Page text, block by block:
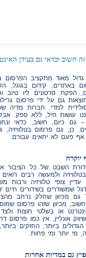
חשוב וכדאי גם בעידן
גדול מאוד מתקציב הפרסום
באתרים, קידום בגוגל,
הפקת סרטונים ליו טיוב
גם על ידי פרסום
למדי. חברות מדיה
עושות חיל, ללא ספק.
– גם כיום, חשוב, כדאי
כן, גם פרסום
פעם לא יתאים עבורם.
יוקרה
השבט של כל הציבור
ולמעשה רבים רואים
צופי טלוויזיה ורבות
שמשודרים בשידורים חיים
גם מכיוון שחלק נרחב
מכיוון שזהו פרסום
או בשלטי חוצות
אונליין, אין כמו פרסום
ביותר, החזקים
מי יותר ומי פחות.
גם במדיות אחרות